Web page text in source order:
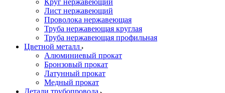
Круг нержавеющий
Лист нержавеющий
Проволока нержавеющая
Труба нержавеющая круглая
Труба нержавеющая профильная
Цветной металл
Алюминиевый прокат
Бронзовый прокат
Латунный прокат
Медный прокат
Детали трубопровода